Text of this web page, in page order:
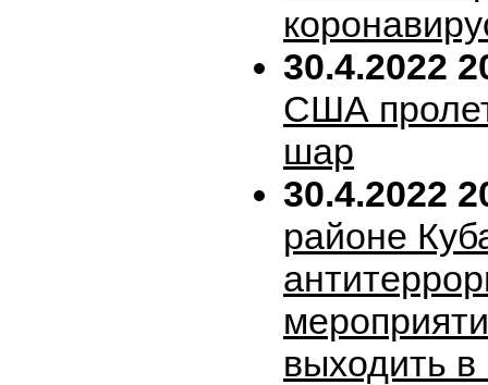
30.4.2022
США
шар
30.4.2022
районе
выходить